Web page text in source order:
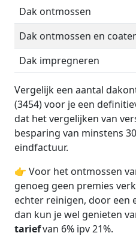
Dak ontmossen
Dak ontmossen en
Dak impregneren
Vergelijk een aantal
(3454) voor je een
dat het vergelijken van
besparing van minstens
eindfactuur.
👉 Voor het ontmossen
genoeg geen premies
echter reinigen, door een
dan kun je wel genieten
tariefvan 6% ipv 21%.